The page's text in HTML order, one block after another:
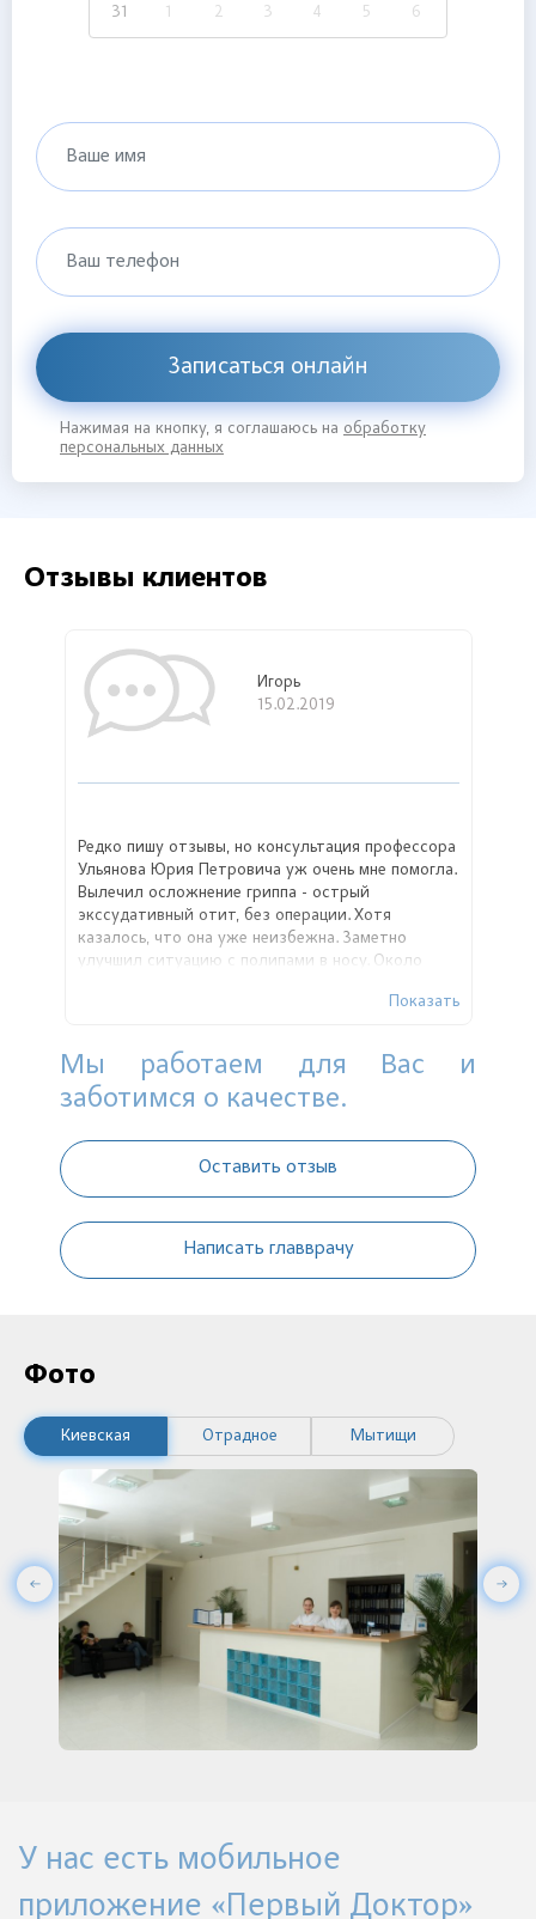
31 1 2 3 4 5 6
Ваше имя
Ваш телефон
Записаться онлайн
Нажимая на кнопку, я соглашаюсь на обработку
персональных данных
Отзывы клиентов
Игорь
15.02.2019
Редко пишу отзывы, но консультация профессора
Ульянова Юрия Петровича уж очень мне помогла.
Вылечил осложнение гриппа - острый
экссудативный отит, без операции. Хотя
казалось, что она уже неизбежна. Заметно
улучшил ситуацию с полипами в носу. Около
Показать
Мы работаем для Вас и
заботимся о качестве.
Оставить отзыв
Написать главврачу
Фото
Киевская Отрадное Мытищи
У нас есть мобильное
приложение «Первый Доктор»